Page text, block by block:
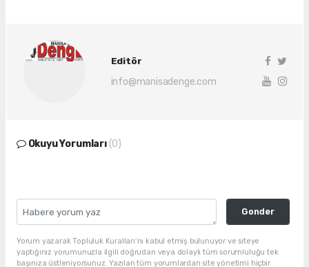
Editör
info@manisadenge.com
Okuyu Yorumları (0)
Gonder
Yorum yazarak Topluluk Kuralları’nı kabul etmiş bulunuyor ve siteye
yaptığınız yorumunuzla ilgili doğrudan veya dolaylı tüm sorumluluğu tek
başınıza üstleniyorsunuz. Yazılan tüm yorumlardan site yönetimi hiçbir